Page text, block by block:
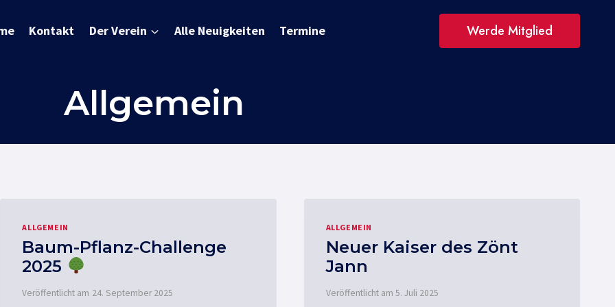
Kontakt Der Verein Alle Neuigkeiten Termine Werde Mitglied
Allgemein
ALLGEMEIN
Baum-Pflanz-Challenge
2025
Veröffentlicht am 24. September 2025
ALLGEMEIN
Neuer Kaiser des Zönt
Jann
Veröffentlicht am 5. Juli 2025